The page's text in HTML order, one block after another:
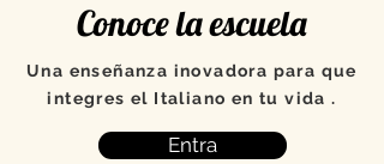
Conoce la escuela
Una enseñanza inovadora para que
integres el Italiano en tu vida .
Entra